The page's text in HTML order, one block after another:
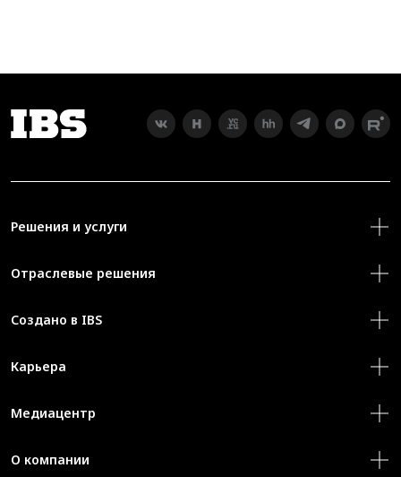
Решения и услуги
Отраслевые решения
Создано в IBS
Карьера
Медиацентр
О компании